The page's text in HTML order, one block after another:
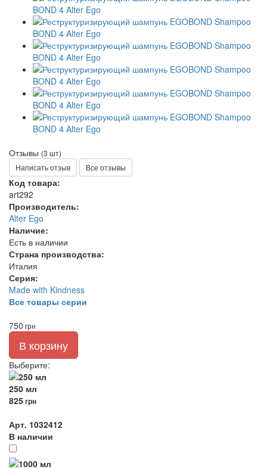
Отзывы (3 шт)
Написать отзыв
Все отзывы
Код товара:
art292
Производитель:
Alter Ego
Наличие:
Есть в наличии
Страна производства:
Италия
Серия:
Made with Kindness
Все товары серии
750 грн
В корзину
Выберите:
250 мл
825грн
Арт. 1032412
В наличии